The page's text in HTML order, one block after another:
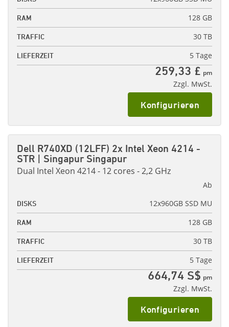
128 GB
RAM
30 TB
TRAFFIC
5 Tage
LIEFERZEIT
259,33 £ pm
Zzgl. MwSt.
Konfigurieren
Dell R740XD (12LFF) 2x Intel Xeon 4214 -
STR | Singapur Singapur
Dual Intel Xeon 4214 - 12 cores - 2,2 GHz
Ab
12x960GB SSD MU
DISKS
128 GB
RAM
30 TB
TRAFFIC
5 Tage
LIEFERZEIT
664,74 S$ pm
Zzgl. MwSt.
Konfigurieren